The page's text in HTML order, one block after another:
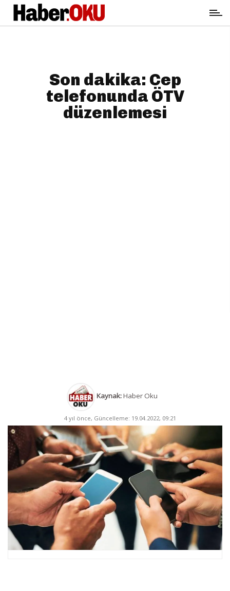
Son dakika: Cep
telefonunda ÖTV
düzenlemesi
Kaynak:Haber Oku
4 yıl önce, Güncelleme: 19.04.2022, 09:21